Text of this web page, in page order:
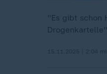
"Es gibt schon